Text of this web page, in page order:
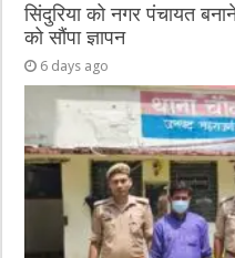
सिंदुरिया को नगर पंचायत
को सौंपा ज्ञापन
6 days ago